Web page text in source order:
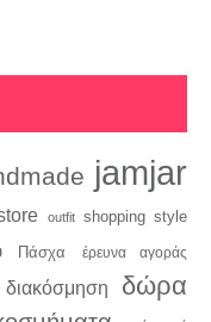
jamjar
outfit shopping style
Πάσχα έρευνα αγοράς
διακόσμηση δώρα